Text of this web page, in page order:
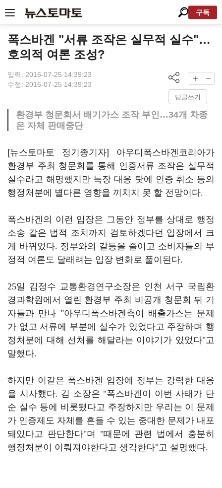
구독
폭스바겐 "서류 조작은 실무적 실수"…
호의적 여론 조성?
입력: 2016-07-25 14:39:23
수정: 2016-07-25 14:39:23
답글쓰기
환경부 청문회서 배기가스 조작 부인…34개 차종
은 자체 판매중단
[뉴스토마토 정기종기자] 아우디폭스바겐코리아가
환경부 주최 청문회를 통해 인증서류 조작은 실무적
실수라고 해명했지 만 늑장 대응 탓에 인증 취소 등의
행정처분에 별다른 영향을 끼치지 못 할 전망이다.
폭스바겐의 이런 입장은 그동안 정부를 상대로 행정
소송 같은 법적 조치까지 검토하겠다던 입장에서 크
게 바뀌었다. 정부와의 갈등을 줄이고 소비자들의 부
정적 여론도 달래려는 입장 변화로 풀이된다.
25일 김정수 교통환경연구소장은 인천 서구 국립환
경과학원에서 열린 환경부 주최 비공개 청문회 뒤 기
자들과 만나 "아우디폭스바겐측이 배출가스는 문제
가 없고 서류에 부분에 실수가 있었다고 주장하며 행
정처분에 대해 선처를 해달라는 이야기가 있었다"고
말했다.
하지만 이같은 폭스바겐 입장에 정부는 강력한 대응
을 시사했다. 김 소장은 "폭스바겐이 이번 사태가 단
순 실수 등에 비롯됐다고 주장하지만 우리는 이 문제
가 인증제도 자체를 흔들 수 있는 중대한 문제가 내포
돼있다고 판단한다"며 "때문에 관련 법 에서 충분히
행정처분이 이뤄져야한다고 생각한다"고 설명했다.